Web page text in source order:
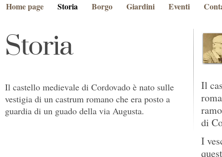
Home page Storia Borgo Giardini Eventi
Storia
Il castello medievale di Cordovado è nato sulle
vestigia di un castrum romano che era posto a
guardia di un guado della via Augusta.
Il
di
I